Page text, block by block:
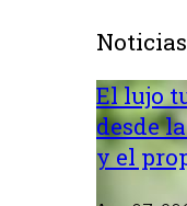
El lujo
desde
y el